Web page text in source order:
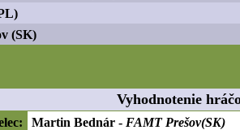
(SK)
Vyhodnotenie
Martin Bednár - FAMT Prešov(SK)